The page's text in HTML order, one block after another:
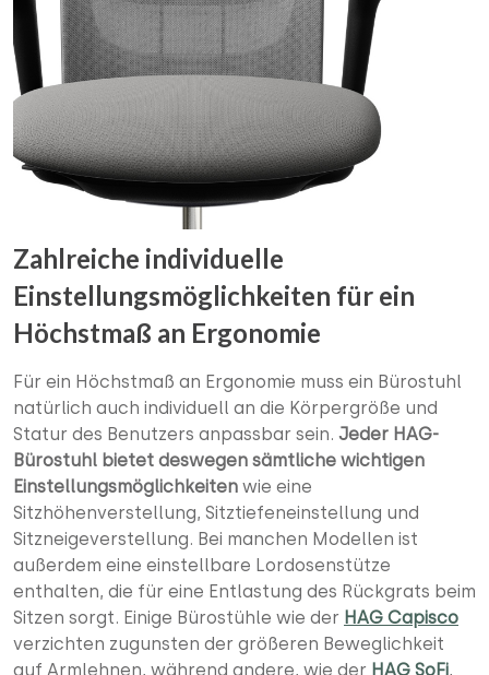
Zahlreiche individuelle
Einstellungsmöglichkeiten für ein
Höchstmaß an Ergonomie
Für ein Höchstmaß an Ergonomie muss ein Bürostuhl
natürlich auch individuell an die Körpergröße und
Statur des Benutzers anpassbar sein. Jeder HAG-
Bürostuhl bietet deswegen sämtliche wichtigen
Einstellungsmöglichkeiten wie eine
Sitzhöhenverstellung, Sitztiefeneinstellung und
Sitzneigeverstellung. Bei manchen Modellen ist
außerdem eine einstellbare Lordosenstütze
enthalten, die für eine Entlastung des Rückgrats beim
Sitzen sorgt. Einige Bürostühle wie der HAG Capisco
verzichten zugunsten der größeren Beweglichkeit
auf Armlehnen, während andere, wie der HAG SoFi,